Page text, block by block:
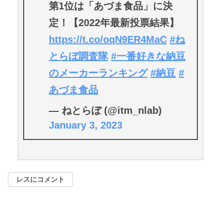
第1位は「あづま食品」に決
定！【2022年最新投票結果】
https://t.co/oqN9ER4MaC #ね
とらぼ調査隊 #一番好きな納豆
のメーカーランキング #納豆 #
あづま食品
— ねとらぼ (@itm_nlab)
January 3, 2023
レスにコメント